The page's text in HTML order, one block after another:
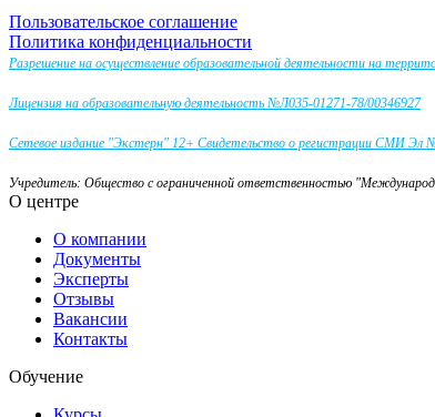
Пользовательское соглашение
Политика конфиденциальности
Разрешение на осуществление образовательной деятельности на
Лицензия на образовательную деятельность №Л035-01271-78/00346927
Сетевое издание "Экстерн" 12+ Свидетельство о регистрации СМИ Эл
Учредитель: Общество с ограниченной ответственностью
О центре
О компании
Документы
Эксперты
Отзывы
Вакансии
Контакты
Обучение